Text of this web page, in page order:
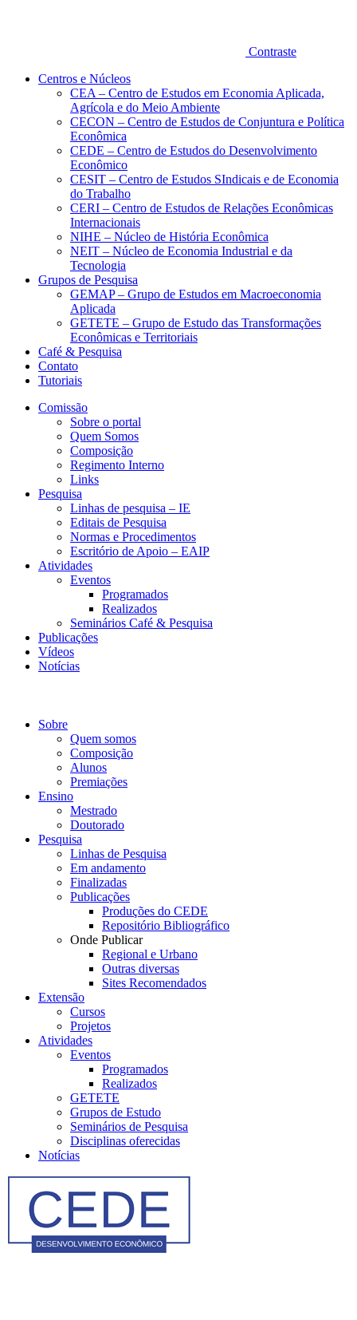
Contraste
Centros e Núcleos
CEA – Centro de Estudos em Economia Aplicada,
Agrícola e do Meio Ambiente
CECON – Centro de Estudos de Conjuntura e Política
Econômica
CEDE – Centro de Estudos do Desenvolvimento
Econômico
CESIT – Centro de Estudos SIndicais e de Economia
do Trabalho
CERI – Centro de Estudos de Relações Econômicas
Internacionais
NIHE – Núcleo de História Econômica
NEIT – Núcleo de Economia Industrial e da
Tecnologia
Grupos de Pesquisa
GEMAP – Grupo de Estudos em Macroeconomia
Aplicada
GETETE – Grupo de Estudo das Transformações
Econômicas e Territoriais
Café & Pesquisa
Contato
Tutoriais
Comissão
Sobre o portal
Quem Somos
Composição
Regimento Interno
Links
Pesquisa
Linhas de pesquisa – IE
Editais de Pesquisa
Normas e Procedimentos
Escritório de Apoio – EAIP
Atividades
Eventos
Programados
Realizados
Seminários Café & Pesquisa
Publicações
Vídeos
Notícias
Sobre
Quem somos
Composição
Alunos
Premiações
Ensino
Mestrado
Doutorado
Pesquisa
Linhas de Pesquisa
Em andamento
Finalizadas
Publicações
Produções do CEDE
Repositório Bibliográfico
Onde Publicar
Regional e Urbano
Outras diversas
Sites Recomendados
Extensão
Cursos
Projetos
Atividades
Eventos
Programados
Realizados
GETETE
Grupos de Estudo
Seminários de Pesquisa
Disciplinas oferecidas
Notícias